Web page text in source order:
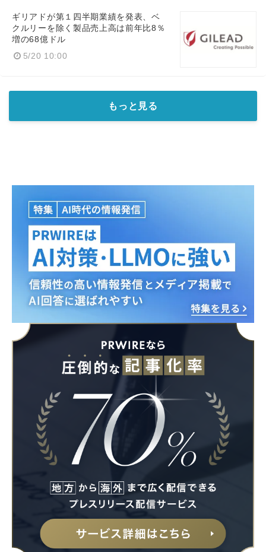
ギリアドが第１四半期業績を発表、ベ
クルリーを除く製品売上高は前年比8％
増の68億ドル
5/20 10:00
もっと見る